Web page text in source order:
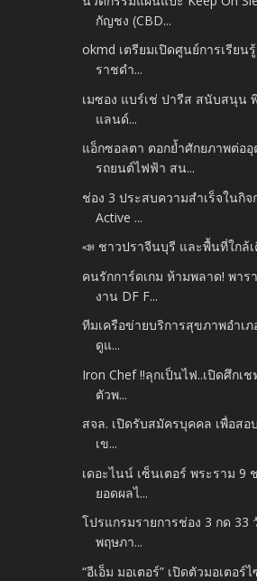
กัญชง (CBD...
okmd เตรียมเปิดศูนย์การเรีย
ราชดำ...
เมซอง แบร์เช่ ปารีส สนับสนุน
แลนด์...
แอ็กซอลตา ตอกย้ำศักยภาพต่อ
รถยนต์ไฟฟ้า สน...
ช่อง 3 ประสบความสำเร็จในกิจ
Active ...
📣 ชาวปราจีนบุรี และพื้นที่ใกล้เ
คนรักการ์ดเกม ห้ามพลาด! พาร
งาน DF F...
ทีมเครือข่ายบริการสุขภาพอำเ
ดูแ...
Iron Chef !!ลุกเป็นไฟ..เปิดศึกเ
ตัวพ...
สจล. เปิดรับสมัครบุคคล เพื่อสอ
เข...
เดอะไนน์ เซ็นเตอร์ พระราม
ยอดผลไ...
โปรแกรมรายการช่อง 3 กด 33
พฤษภา...
“อีเอ็ม มอเตอร์” เปิดตัวมอเตอร์